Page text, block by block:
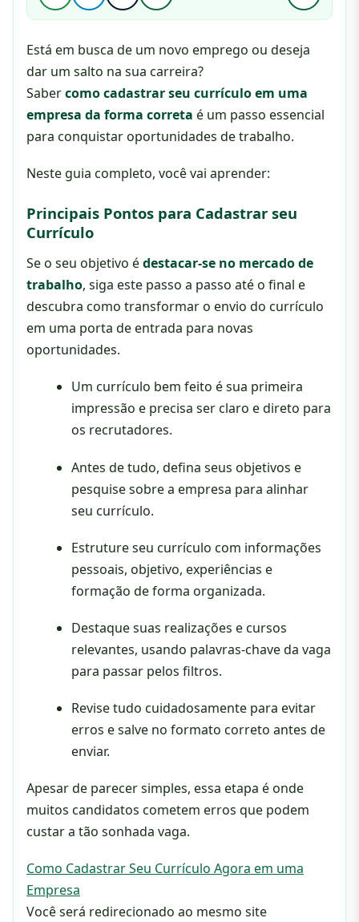
Está em busca de um novo emprego ou deseja
dar um salto na sua carreira?
Sabercomo cadastrar seu currículo em uma
empresa da forma correta é um passo essencial
para conquistar oportunidades de trabalho.
Neste guia completo, você vai aprender:
Principais Pontos para Cadastrar seu
Currículo
Se o seu objetivo édestacar-se no mercado de
trabalho, siga este passo a passo até o final e
descubra como transformar o envio do currículo
em uma porta de entrada para novas
oportunidades.
Um currículo bem feito é sua primeira
impressão e precisa ser claro e direto para
os recrutadores.
Antes de tudo, defina seus objetivos e
pesquise sobre a empresa para alinhar
seu currículo.
Estruture seu currículo com informações
pessoais, objetivo, experiências e
formação de forma organizada.
Destaque suas realizações e cursos
relevantes, usando palavras-chave da vaga
para passar pelos filtros.
Revise tudo cuidadosamente para evitar
erros e salve no formato correto antes de
enviar.
Apesar de parecer simples, essa etapa é onde
muitos candidatos cometem erros que podem
custar a tão sonhada vaga.
Como Cadastrar Seu Currículo Agora em uma
Empresa
Você será redirecionado ao mesmo site